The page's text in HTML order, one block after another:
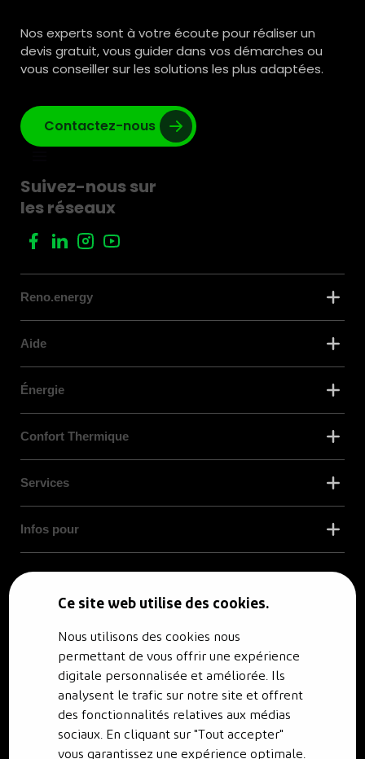
Ce site web utilise des cookies.
Nous utilisons des cookies nous
permettant de vous offrir une expérience
digitale personnalisée et améliorée. Ils
analysent le trafic sur notre site et offrent
des fonctionnalités relatives aux médias
sociaux. En cliquant sur "Tout accepter"
vous garantissez une expérience optimale.
Nos experts sont à votre écoute pour réaliser un
devis gratuit, vous guider dans vos démarches ou
vous conseiller sur les solutions les plus adaptées.
Contactez-nous
Suivez-nous sur
les réseaux
Reno.energy
Aide
Énergie
Confort Thermique
Services
Infos pour
Politique de confidentialité